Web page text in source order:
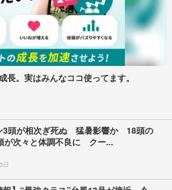
長。実はみんなココ使ってます。
3頭が相次ぎ死ぬ 猛暑影響か 18頭の
が次々と体調不良に クー...
日